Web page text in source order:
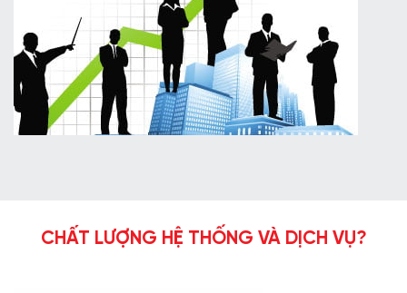
CHẤT LƯỢNG HỆ THỐNG VÀ DỊCH VỤ?